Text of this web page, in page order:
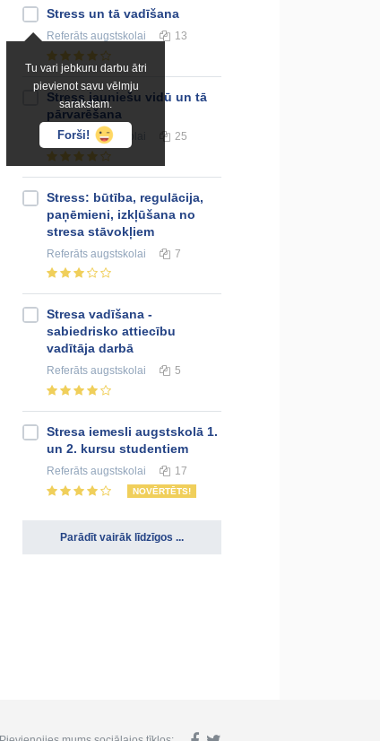
Tu vari jebkuru darbu ātri
pievienot savu vēlmju
sarakstam.
Forši!
Stress un tā vadīšana
Referāts augstskolai 13
Stress jauniešu vidū un tā
pārvarēšana
Referātsaugstskolai 25
Stress: būtība, regulācija,
paņēmieni, izkļūšana no
stresa stāvokļiem
Referāts augstskolai 7
Stresa vadīšana -
sabiedrisko attiecību
vadītāja darbā
Referāts augstskolai 5
Stresa iemesli augstskolā 1.
un 2. kursu studentiem
Referāts augstskolai 17
NOVĒRTĒTS!
Parādīt vairāk līdzīgos ...